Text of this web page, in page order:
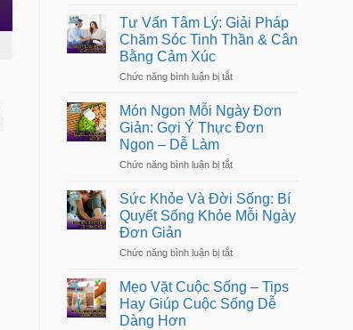
giản
và
tối
không
Trì
Thói
Quen
Trong
Sống:
Bí
Quyết
Kỷ
Tư Vấn Tâm Lý: Giải Pháp
Chăm Sóc Tinh Thần & Cân
Bằng Cảm Xúc
Chức năng bình luận bị tắtở
Vấn
Tâm
Lý:
Chăm
Tinh
Thần
&
Bằng
Món Ngon Mỗi Ngày Đơn
Giản: Gợi Ý Thực Đơn
Ngon – Dễ Làm
Chức năng bình luận bị tắtở
Ngon
Mỗi
Ngày
Gợi
Thực
Đơn
Ngon
Sức Khỏe Và Đời Sống: Bí
Quyết Sống Khỏe Mỗi Ngày
Đơn Giản
Chức năng bình luận bị tắtở
Và
Đời
Mẹo Vặt Cuộc Sống – Tips
Hay Giúp Cuộc Sống Dễ
Dàng Hơn